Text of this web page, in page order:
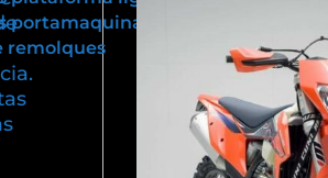
portamaquinaria
remolques